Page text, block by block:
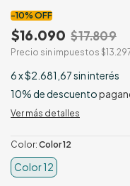
-10% OFF
$16.090 $17.809
Precio sin impuestos
6x$2.681,67sin interés
10% de descuento
Ver más detalles
Color: Color 12
Color 12